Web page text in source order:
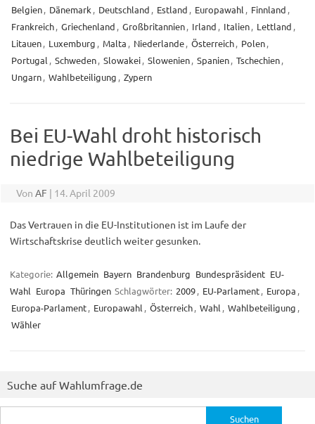
Belgien, Dänemark , Deutschland , Estland , Europawahl , Finnland ,
Frankreich, Griechenland , Großbritannien, Irland , Italien, Lettland ,
Litauen, Luxemburg , Malta , Niederlande, Österreich, Polen,
Portugal , Schweden, Slowakei, Slowenien, Spanien, Tschechien,
Ungarn, Wahlbeteiligung , Zypern
Bei EU-Wahl droht historisch
niedrige Wahlbeteiligung
Von AF | 14. April 2009
Das Vertrauen in die EU-Institutionen ist im Laufe der
Wirtschaftskrise deutlich weiter gesunken.
Kategorie: Allgemein Bayern Brandenburg Bundespräsident EU-
Wahl Europa Thüringen Schlagwörter: 2009, EU-Parlament, Europa ,
Europa-Parlament, Europawahl , Österreich, Wahl , Wahlbeteiligung ,
Wähler
Suche auf Wahlumfrage.de